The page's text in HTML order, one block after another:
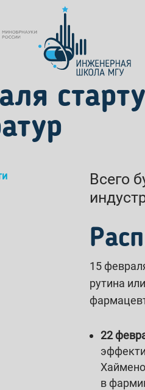
Всего
15
рутина
22
в